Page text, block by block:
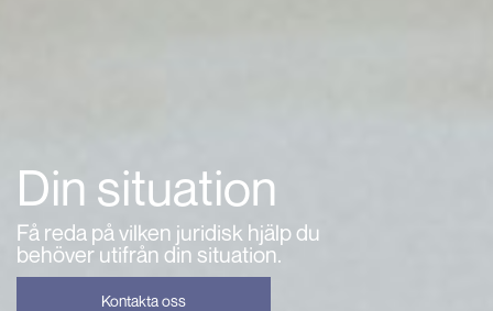
Din situation
Få reda på vilken juridisk hjälp du
behöver utifrån din situation.
Kontakta oss